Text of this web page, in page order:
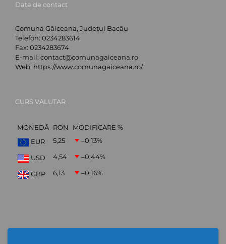
Date de contact
Comuna Găiceana, Județul Bacău
Telefon: 0234283614
Fax: 0234283674
E-mail: contact@comunagaiceana.ro
Web: https://www.comunagaiceana.ro/
CURS VALUTAR
MONEDĂ RON
MODIFICARE %
EUR
5,25 –0,13%
USD 4,54 –0,44%
GBP 6,13 –0,16%